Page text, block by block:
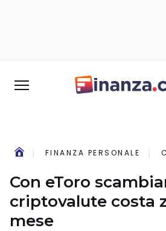
FINANZA PERSONALE
Con eToro
criptovalute costa
mese